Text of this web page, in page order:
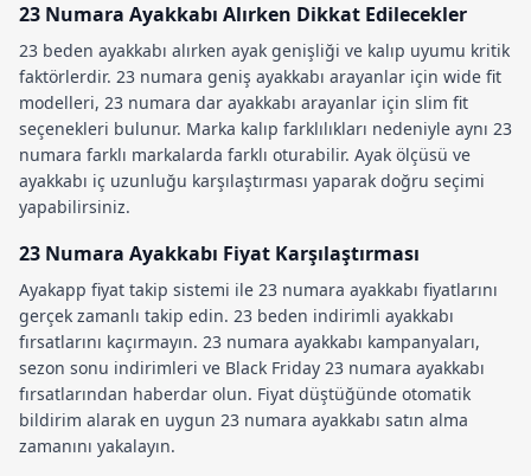
23 Numara Ayakkabı Alırken Dikkat Edilecekler
23 beden ayakkabı alırken ayak genişliği ve kalıp uyumu kritik
faktörlerdir. 23 numara geniş ayakkabı arayanlar için wide fit
modelleri, 23 numara dar ayakkabı arayanlar için slim fit
seçenekleri bulunur. Marka kalıp farklılıkları nedeniyle aynı 23
numara farklı markalarda farklı oturabilir. Ayak ölçüsü ve
ayakkabı iç uzunluğu karşılaştırması yaparak doğru seçimi
yapabilirsiniz.
23 Numara Ayakkabı Fiyat Karşılaştırması
Ayakapp fiyat takip sistemi ile 23 numara ayakkabı fiyatlarını
gerçek zamanlı takip edin. 23 beden indirimli ayakkabı
fırsatlarını kaçırmayın. 23 numara ayakkabı kampanyaları,
sezon sonu indirimleri ve Black Friday 23 numara ayakkabı
fırsatlarından haberdar olun. Fiyat düştüğünde otomatik
bildirim alarak en uygun 23 numara ayakkabı satın alma
zamanını yakalayın.